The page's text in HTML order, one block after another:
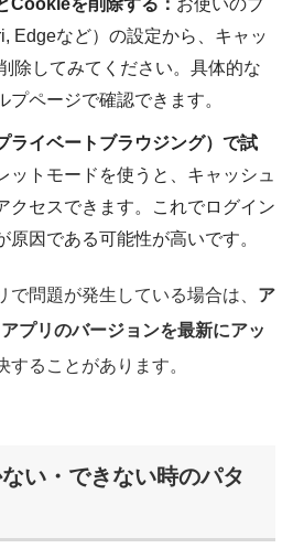
Edgeなど）の設定から、キャッ
除してみてください。具体的な
ページで確認できます。
ライベートブラウジング）で試
ットモードを使うと、キャッシュ
クセスできます。これでログイン
原因である可能性が高いです。
で問題が発生している場合は、 ア
プリのバージョンを最新にアッ
することがあります。
い・できない時のパタ